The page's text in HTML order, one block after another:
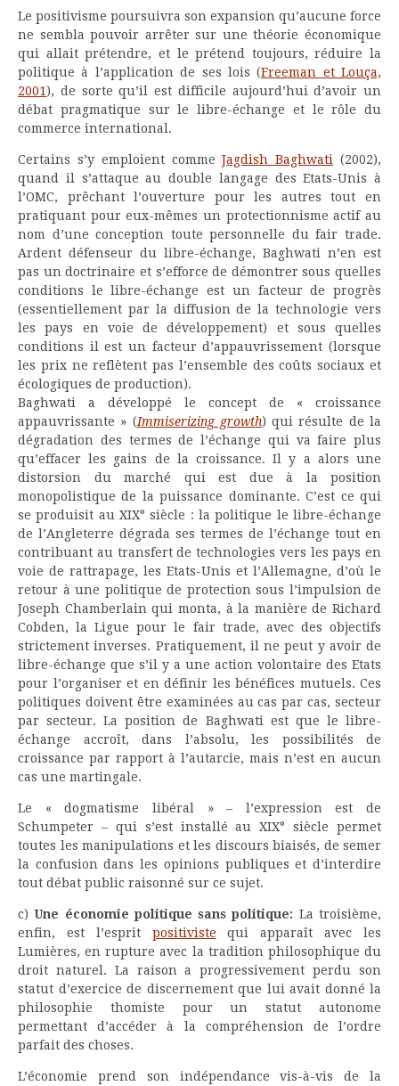
Le positivisme poursuivra son expansion qu’aucune force
ne sembla pouvoir arrêter sur une théorie économique
qui allait prétendre, et le prétend toujours, réduire la
politique à l’application de ses lois (Freeman et Louça,
2001), de sorte qu’il est difficile aujourd’hui d’avoir un
débat pragmatique sur le libre-échange et le rôle du
commerce international.
Certains s’y emploient commeJagdish Baghwati (2002),
quand il s’attaque au double langage des Etats-Unis à
l’OMC, prêchant l’ouverture pour les autres tout en
pratiquant pour eux-mêmes un protectionnisme actif au
nom d’une conception toute personnelle du fair trade.
Ardent défenseur du libre-échange, Baghwati n’en est
pas un doctrinaire et s’efforce de démontrer sous quelles
conditions le libre-échange est un facteur de progrès
(essentiellement par la diffusion de la technologie vers
les pays en voie de développement) et sous quelles
conditions il est un facteur d’appauvrissement (lorsque
les prix ne reflètent pas l’ensemble des coûts sociaux et
écologiques de production).
Baghwati a développé le concept de « croissance
appauvrissante » (Immiserizing growth) qui résulte de la
dégradation des termes de l’échange qui va faire plus
qu’effacer les gains de la croissance. Il y a alors une
distorsion du marché qui est due à la position
monopolistique de la puissance dominante. C’est ce qui
se produisit au XIX° siècle : la politique le libre-échange
de l’Angleterre dégrada ses termes de l’échange tout en
contribuant au transfert de technologies vers les pays en
voie de rattrapage, les Etats-Unis et l’Allemagne, d’où le
retour à une politique de protection sous l’impulsion de
Joseph Chamberlain qui monta, à la manière de Richard
Cobden, la Ligue pour le fair trade, avec des objectifs
strictement inverses. Pratiquement, il ne peut y avoir de
libre-échange que s’il y a une action volontaire des Etats
pour l’organiser et en définir les bénéfices mutuels. Ces
politiques doivent être examinées au cas par cas, secteur
par secteur. La position de Baghwati est que le libre-
échange accroît, dans l’absolu, les possibilités de
croissance par rapport à l’autarcie, mais n’est en aucun
cas une martingale.
Le « dogmatisme libéral » – l’expression est de
Schumpeter – qui s’est installé au XIX° siècle permet
toutes les manipulations et les discours biaisés, de semer
la confusion dans les opinions publiques et d’interdire
tout débat public raisonné sur ce sujet.
c)Une économie politique sans politique: La troisième,
enfin, est l’esprit positiviste qui apparaît avec les
Lumières, en rupture avec la tradition philosophique du
droit naturel. La raison a progressivement perdu son
statut d’exercice de discernement que lui avait donné la
philosophie thomiste pour un statut autonome
permettant d’accéder à la compréhension de l’ordre
parfait des choses.
L’économie prend son indépendance vis-à-vis de la